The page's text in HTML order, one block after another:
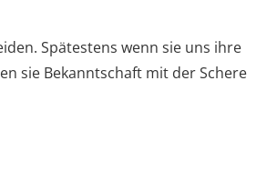
Spätestens wenn sie uns ihre
sie Bekanntschaft mit der Schere